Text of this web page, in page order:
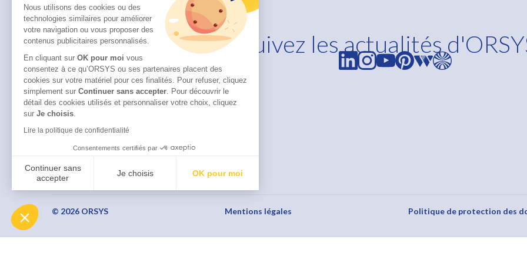
Nous utilisons des cookies ou des
technologies similaires pour améliorer
votre navigation ou vous proposer des
contenus publicitaires personnalisés.
En cliquant sur OK pour moi vous
consentez à ce qu’ORSYS ou ses partenaires placent des
cookies sur votre matériel pour ces finalités. Pour refuser, cliquez
simplement sur Continuer sans accepter Pour découvrir le
détail des cookies utilisés et personnaliser votre choix, cliquez
sur Je choisis
Lire la politique de confidentialité
Consentements certifiés par
Continuer sans
accepter
Je choisis OK pour moi
Plateforme de Gestion du Consentement : Personnalisez vos Options
Notre plateforme vous permet d'adapter et de gérer vos paramètres de confidentialité, en garantissant la conformité avec
Suivez les actualités
© 2026 ORSYS Mentions légales Politique de protection des